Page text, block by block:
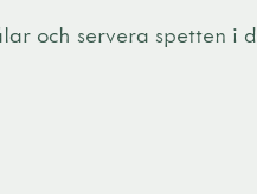
och servera spetten i